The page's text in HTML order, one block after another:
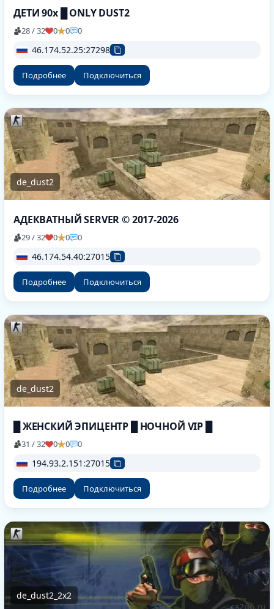
ДЕТИ 90х █ ONLY DUST2
28 / 32 0 0 0
46.174.52.25:27298
Подробнее Подключиться
de_dust2
АДЕКВАТНЫЙ SERVER © 2017-2026
29 / 32 0 0 0
46.174.54.40:27015
Подробнее Подключиться
de_dust2
█ ЖЕНСКИЙ ЭПИЦЕНТР █ НОЧНОЙ VIP █
31 / 32 0 0 0
194.93.2.151:27015
Подробнее Подключиться
de_dust2_2x2